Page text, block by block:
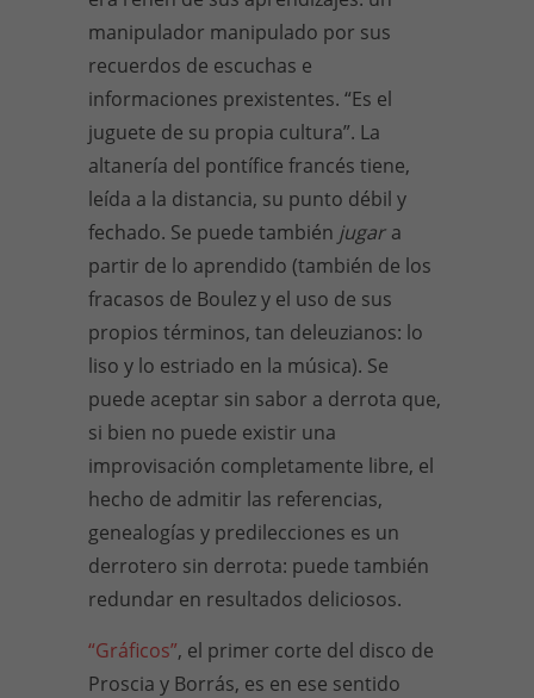
manipulador manipulado por sus
recuerdos de escuchas e
informaciones prexistentes. “Es el
juguete de su propia cultura”. La
altanería del pontífice francés tiene,
leída a la distancia, su punto débil y
fechado. Se puede también jugar a
partir de lo aprendido (también de los
fracasos de Boulez y el uso de sus
propios términos, tan deleuzianos: lo
liso y lo estriado en la música). Se
puede aceptar sin sabor a derrota que,
si bien no puede existir una
improvisación completamente libre, el
hecho de admitir las referencias,
genealogías y predilecciones es un
derrotero sin derrota: puede también
redundar en resultados deliciosos.
“Gráficos”, el primer corte del disco de
Proscia y Borrás, es en ese sentido